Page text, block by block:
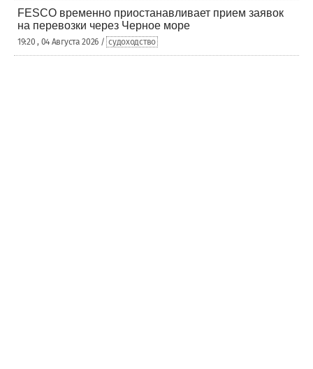
FESCO временно приостанавливает прием заявок
на перевозки через Черное море
19:20 , 04 Августа 2026 / судоходство